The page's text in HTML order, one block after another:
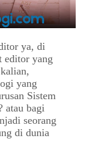
ya, di
editor yang
yang
Sistem
atau bagi
seorang
di dunia